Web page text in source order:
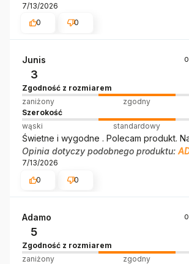
7/13/2026
0
0
Junis
3
Zgodność z rozmiarem
zaniżony
zgodny
Szerokość
wąski
standardowy
Świetne i wygodne . Polecam produkt.
Opinia dotyczy podobnego produktu:
7/13/2026
0
0
Adamo
5
Zgodność z rozmiarem
zaniżony
zgodny